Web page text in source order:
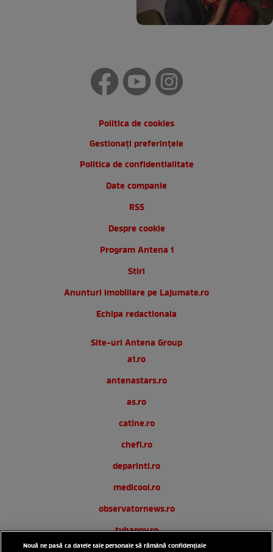
Politica de cookies
Gestionați preferințele
Politica de confidentialitate
Date companie
RSS
Despre cookie
Program Antena 1
Stiri
Anunturi imobiliare pe Lajumate.ro
Echipa redactionala
Site-uri Antena Group
a1.ro
antenastars.ro
as.ro
catine.ro
chefi.ro
deparinti.ro
medicool.ro
observatornews.ro
tvhappy.ro
Nouă ne pasă ca datele tale personale să rămână confidențiale